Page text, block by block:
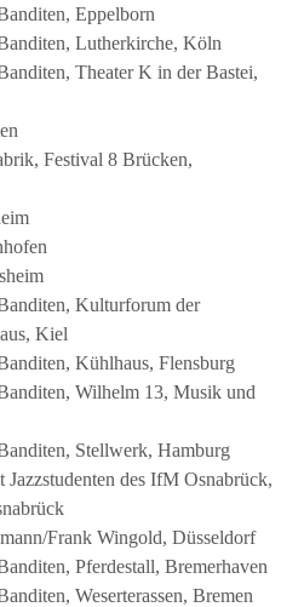
Eppelborn
Lutherkirche, Köln
Theater K in der Bastei,
Festival 8 Brücken,
Kulturforum der
Kiel
Kühlhaus, Flensburg
Wilhelm 13, Musik und
Stellwerk, Hamburg
des IfM Osnabrück,
Frank Wingold, Düsseldorf
Pferdestall, Bremerhaven
Weserterassen, Bremen